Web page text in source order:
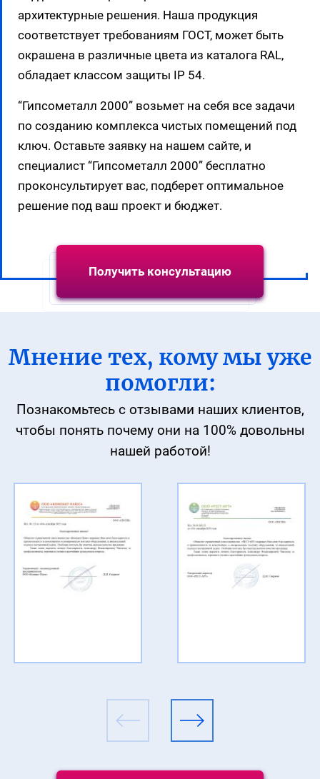
архитектурные решения. Наша продукция
соответствует требованиям ГОСТ, может быть
окрашена в различные цвета из каталога RAL,
обладает классом защиты IP 54.
“Гипсометалл 2000” возьмет на себя все задачи
по созданию комплекса чистых помещений под
ключ. Оставьте заявку на нашем сайте, и
специалист “Гипсометалл 2000” бесплатно
проконсультирует вас, подберет оптимальное
решение под ваш проект и бюджет.
Получить консультацию
Мнение тех, кому мы уже
помогли:
Познакомьтесь с отзывами наших клиентов,
чтобы понятьпочему они на 100% довольны
нашей работой!